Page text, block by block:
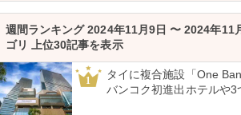
週間ランキング 2024年11月9日 〜 2024年11
ゴリ 上位30記事を表示
1
タイに複合施設「One
バンコク初進出ホテルや3